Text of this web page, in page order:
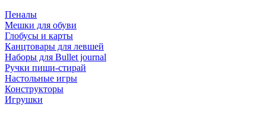
Пеналы
Мешки для обуви
Глобусы и карты
Канцтовары для левшей
Наборы для Bullet journal
Ручки пиши-стирай
Настольные игры
Конструкторы
Игрушки